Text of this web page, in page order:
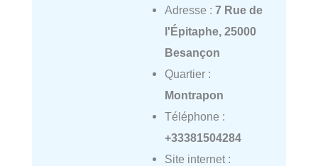
Adresse : 7 Rue de
l'Épitaphe, 25000
Besançon
Quartier :
Montrapon
Téléphone :
+33381504284
Site internet :